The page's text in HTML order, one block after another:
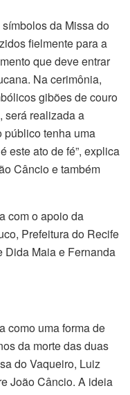
da Missa do
fielmente para a
que deve entrar
Na cerimônia,
gibões de couro
será realizada a
público tenha uma
este ato de fé”, explica
Câncio e também
com o apoio da
Prefeitura do Recife
Dida Maia e Fernanda
como uma forma de
da morte das duas
do Vaqueiro, Luiz
João Câncio. A ideia